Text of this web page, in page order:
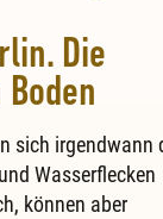
Die
sich irgendwann
Wasserflecken
können aber